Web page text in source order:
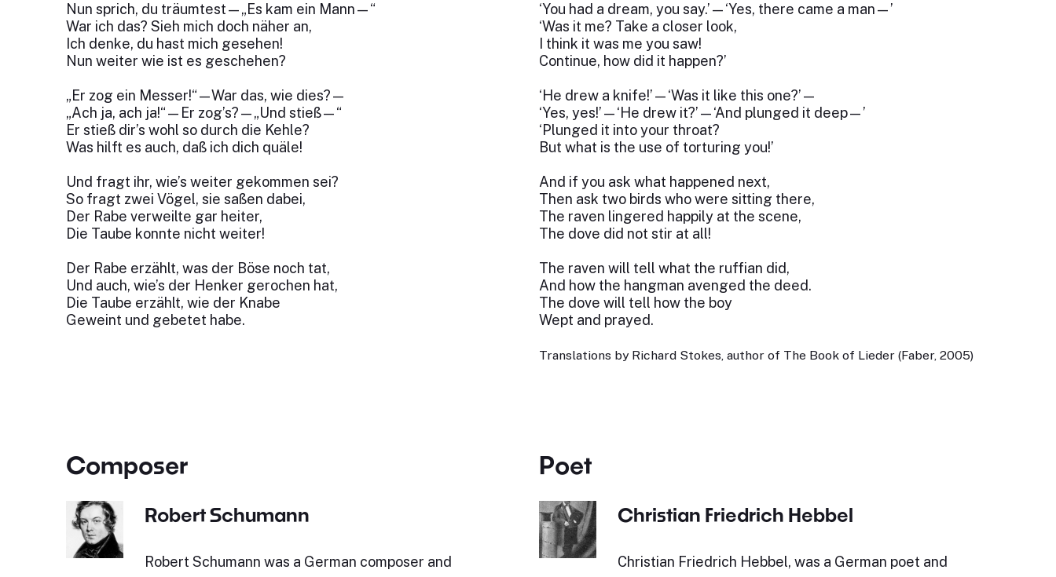
Nun sprich, du träumtest—„Es kam ein Mann—“
War ich das? Sieh mich doch näher an,
Ich denke, du hast mich gesehen!
Nun weiter wie ist es geschehen?
„Er zog ein Messer!“—War das, wie dies?—
„Ach ja, ach ja!“—Er zog’s?—„Und stieß—“
Er stieß dir’s wohl so durch die Kehle?
Was hilft es auch, daß ich dich quäle!
Und fragt ihr, wie’s weiter gekommen sei?
So fragt zwei Vögel, sie saßen dabei,
Der Rabe verweilte gar heiter,
Die Taube konnte nicht weiter!
Der Rabe erzählt, was der Böse noch tat,
Und auch, wie’s der Henker gerochen hat,
Die Taube erzählt, wie der Knabe
Geweint und gebetet habe.
‘You had a dream, you say.’—‘Yes, there came a man—’
‘Was it me? Take a closer look,
I think it was me you saw!
Continue, how did it happen?’
‘He drew a knife!’—‘Was it like this one?’—
‘Yes, yes!’—‘He drew it?’—‘And plunged it deep—’
‘Plunged it into your throat?
But what is the use of torturing you!’
And if you ask what happened next,
Then ask two birds who were sitting there,
The raven lingered happily at the scene,
The dove did not stir at all!
The raven will tell what the ruffian did,
And how the hangman avenged the deed.
The dove will tell how the boy
Wept and prayed.
Translations by Richard Stokes, author of The Book of Lieder (Faber, 2005)
Composer
Robert Schumann
Robert Schumann was a German composer and
Poet
Christian Friedrich Hebbel
Christian Friedrich Hebbel, was a German poet and